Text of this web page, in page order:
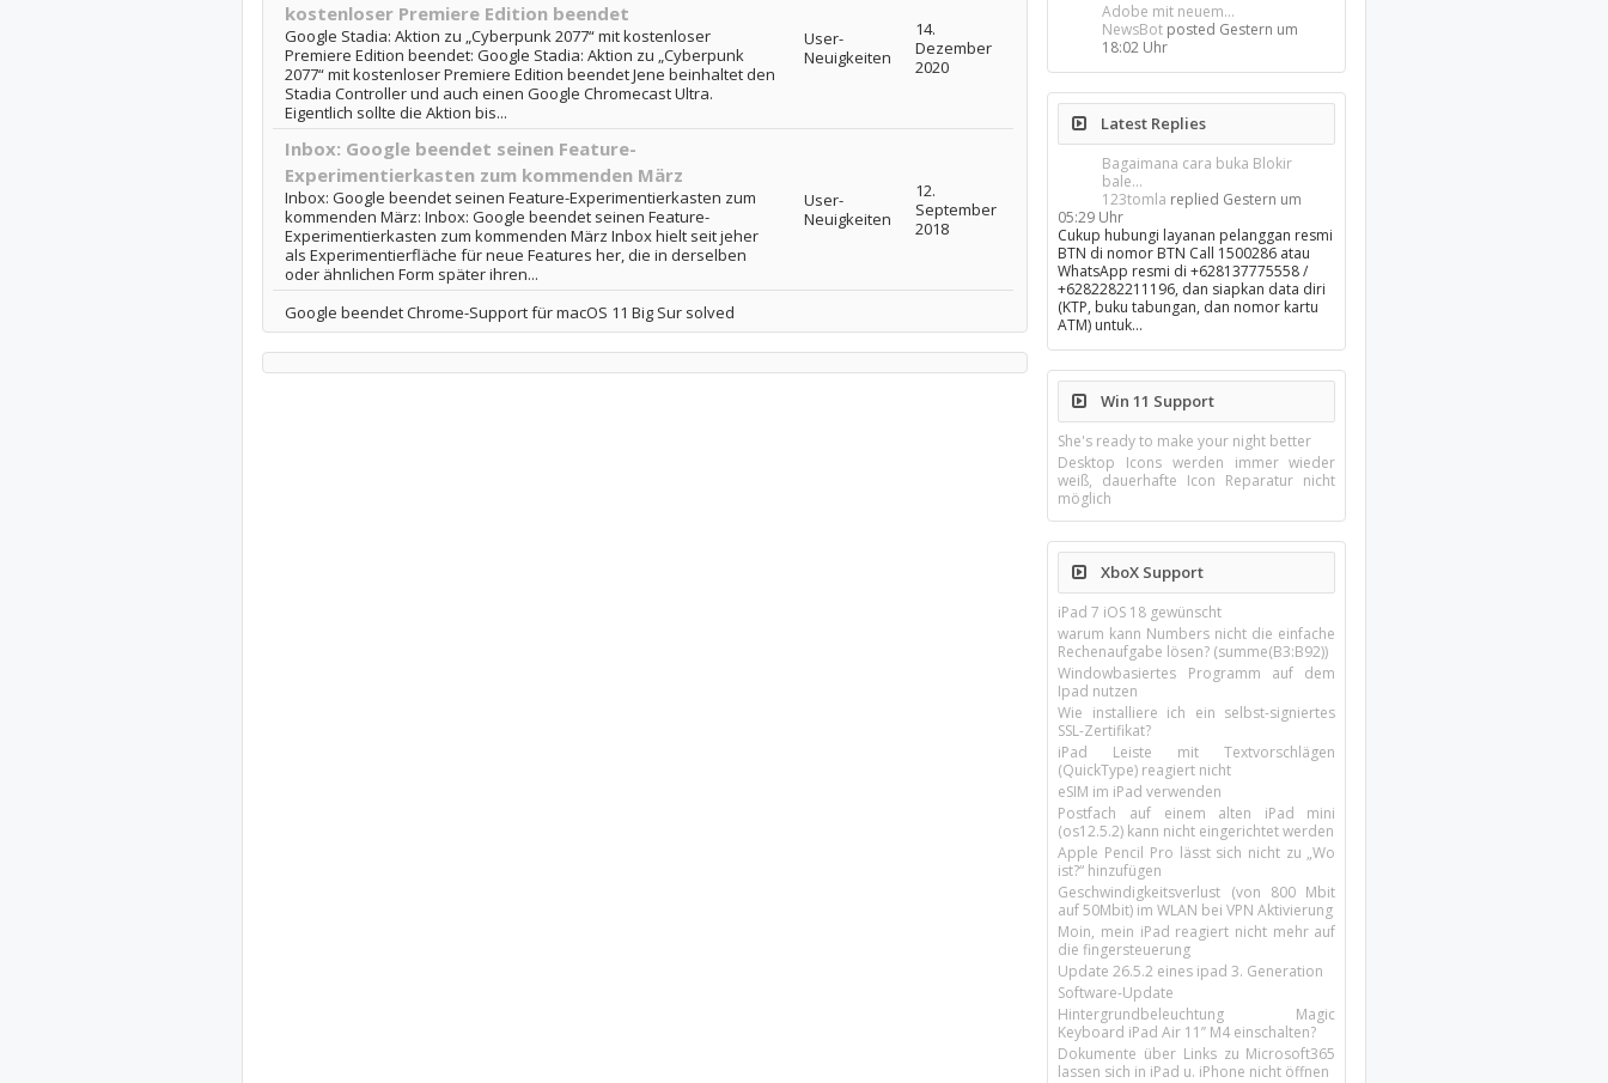
kostenloser Premiere Edition beendet
Google Stadia: Aktion zu „Cyberpunk 2077“ mit kostenloser
Premiere Edition beendet: Google Stadia: Aktion zu „Cyberpunk
2077“ mit kostenloser Premiere Edition beendet Jene beinhaltet den
Stadia Controller und auch einen Google Chromecast Ultra.
Eigentlich sollte die Aktion bis...
User-
Neuigkeiten
14.
Dezember
2020
Inbox: Google beendet seinen Feature-
Experimentierkasten zum kommenden März
Inbox: Google beendet seinen Feature-Experimentierkasten zum
kommenden März: Inbox: Google beendet seinen Feature-
Experimentierkasten zum kommenden März Inbox hielt seit jeher
als Experimentierfläche für neue Features her, die in derselben
oder ähnlichen Form später ihren...
User-
Neuigkeiten
12.
September
2018
Google beendet Chrome-Support für macOS 11 Big Sur solved
Adobe mit neuem...
NewsBot posted Gestern um
18:02 Uhr
Latest Replies
Bagaimana cara buka Blokir
bale...
123tomla replied Gestern um
05:29 Uhr
Cukup hubungi layanan pelanggan resmi
BTN di nomor BTN Call 1500286 atau
WhatsApp resmi di +628137775558 /
+6282282211196, dan siapkan data diri
(KTP, buku tabungan, dan nomor kartu
ATM) untuk…
Win 11 Support
She's ready to make your night better
Desktop Icons werden immer wieder
weiß, dauerhafte Icon Reparatur nicht
möglich
XboX Support
iPad 7 iOS 18 gewünscht
warum kann Numbers nicht die einfache
Rechenaufgabe lösen? (summe(B3:B92))
Windowbasiertes Programm auf dem
Ipad nutzen
Wie installiere ich ein selbst-signiertes
SSL-Zertifikat?
iPad Leiste mit Textvorschlägen
(QuickType) reagiert nicht
eSIM im iPad verwenden
Postfach auf einem alten iPad mini
(os12.5.2) kann nicht eingerichtet werden
Apple Pencil Pro lässt sich nicht zu „Wo
ist?“ hinzufügen
Geschwindigkeitsverlust (von 800 Mbit
auf 50Mbit) im WLAN bei VPN Aktivierung
Moin, mein iPad reagiert nicht mehr auf
die fingersteuerung
Update 26.5.2 eines ipad 3. Generation
Software-Update
Hintergrundbeleuchtung Magic
Keyboard iPad Air 11’’ M4 einschalten?
Dokumente über Links zu Microsoft365
lassen sich in iPad u. iPhone nicht öffnen